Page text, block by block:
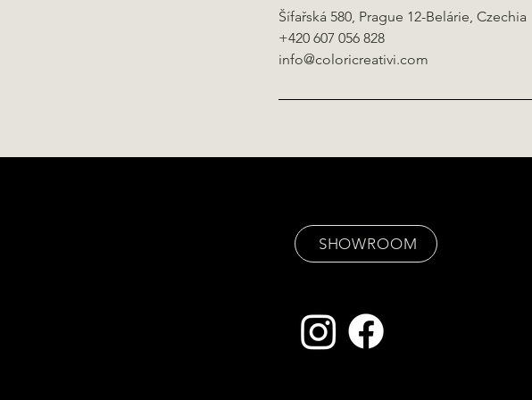
Šífařská 580, Prague 12-Belárie, Czechia
+420 607 056 828
info@coloricreativi.com
SHOWROOM